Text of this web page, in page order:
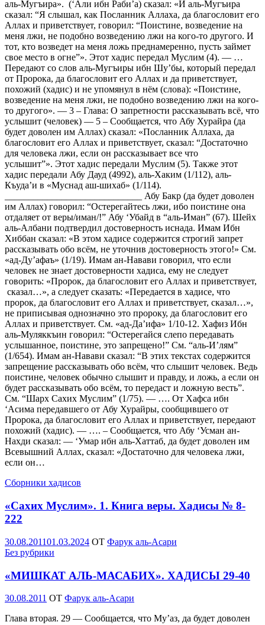
аль-Мугъира». (‘Али ибн Раби’а) сказал: «И аль-Мугъира
сказал: “Я слышал, как Посланник Аллаха, да благословит его
Аллах и приветствует, говорил: “Поистине, возведение на
меня лжи, не подобно возведению лжи на кого-то другого. И
тот, кто возведет на меня ложь преднамеренно, пусть займет
свое место в огне”». Этот хадис передал Муслим (4). — …
Передают со слов аль-Мугъиры ибн Шу’бы, который передал
от Пророка, да благословит его Аллах и да приветствует,
похожий (хадис) и не упомянул в нём (слова): «Поистине,
возведение на меня лжи, не подобно возведению лжи на кого-
то другого». — 3 – Глава: О запретности рассказывать всё, что
услышит (человек) — 5 – Сообщается, что Абу Хурайра (да
будет доволен им Аллах) сказал: «Посланник Аллаха, да
благословит его Аллах и приветствует, сказал: “Достаточно
для человека лжи, если он рассказывает все что
услышит”». Этот хадис передали Муслим (5). Также этот
хадис передали Абу Дауд (4992), аль-Хаким (1/112), аль-
Къуда’и в «Муснад аш-шихаб» (1/114).
_____________________________ Абу Бакр (да будет доволен
им Аллах) говорил: “Остерегайтесь лжи, ибо поистине она
отдаляет от веры/иман/!” Абу ‘Убайд в “аль-Иман” (67). Шейх
аль-Албани подтвердил достоверность иснада. Имам Ибн
Хиббан сказал: «В этом хадисе содержится строгий запрет
рассказывать обо всём, не уточнив достоверность этого!» См.
«ад-Ду’афаъ» (1/19). Имам ан-Навави говорил, что если
человек не знает достоверности хадиса, ему не следует
говорить: «Пророк, да благословит его Аллах и приветствует,
сказал…», а следует сказать: «Передается в хадисе, что
пророк, да благословит его Аллах и приветствует, сказал…»,
не приписывая однозначно это пророку, да благословит его
Аллах и приветствует. См. «ад-Да’ифа» 1/10-12. Хафиз Ибн
аль-Муляккъин говорил: “Остерегайся слепо передавать
услышанное, поистине, это запрещено!” См. “аль-И’лям”
(1/654). Имам ан-Навави сказал: “В этих текстах содержится
запрещение рассказывать обо всём, что слышит человек. Ведь
поистине, человек обычно слышит и правду, и ложь, а если он
будет рассказывать обо всём, то передаст и ложную весть”.
См. “Шарх Сахих Муслим” (1/75). — …. От Хафса ибн
‘Асима передавшего от Абу Хурайры, сообщившего от
Пророка, да благословит его Аллах и приветствует, передают
похожий (хадис). — …. – Сообщается, что Абу ‘Усман ан-
Нахди сказал: — ‘Умар ибн аль-Хаттаб, да будет доволен им
Всевышний Аллах, сказал: «Достаточно для человека лжи,
если он…
Сборники хадисов
«Сахих Муслим». 1. Книга веры. Хадисы № 8-
222
Опубликовано
30.08.201101.03.2024 OT Фарук аль-Асари
Без рубрики
«МИШКАТ АЛЬ-МАСАБИХ». ХАДИСЫ 29-40
Опубликовано
30.08.2011 OT Фарук аль-Асари
Глава вторая. 29 — Сообщается, что Му’аз, да будет доволен